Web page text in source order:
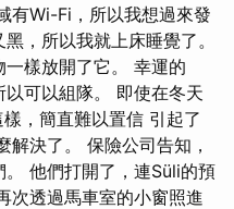
有Wi-Fi，所以我想過來發
，所以我就上床睡覺了。
樣放開了它。 幸運的
可以組隊。 即使在冬天
，簡直難以置信 引起了
決了。 保險公司告知，
他們打開了，連Süli的預
次透過馬車室的小窗照進